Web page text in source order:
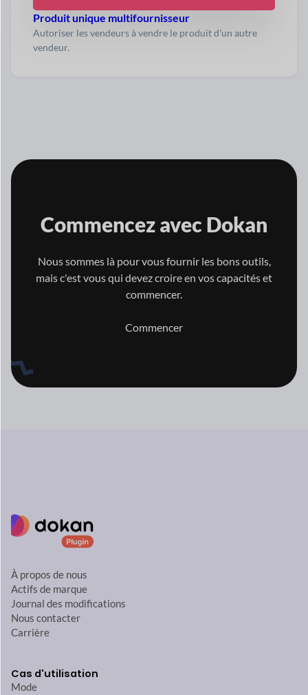
Produit unique multifournisseur
Autoriser les vendeurs à vendre le produit d'un autre
vendeur.
Commencez avecDokan
Nous sommes là pour vous fournir les bons outils,
mais c'est vous qui devez croire en vos capacités et
commencer.
Commencer
À propos de nous
Actifs de marque
Journal des modifications
Nous contacter
Carrière
Cas d'utilisation
Mode